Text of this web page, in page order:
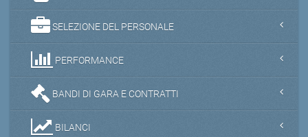
SELEZIONE DEL PERSONALE
PERFORMANCE
BANDI DI GARA E CONTRATTI
BILANCI